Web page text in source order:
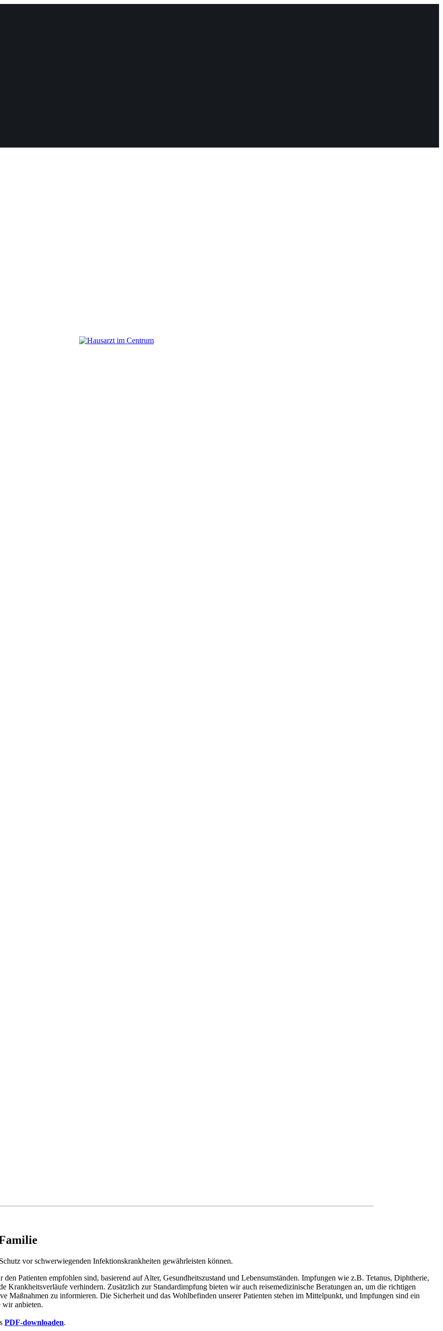
vor schwerwiegenden Infektionskrankheiten gewährleisten können.
Patienten empfohlen sind, basierend auf Alter, Gesundheitszustand und Lebensumständen. Impfungen wie z.B. Tetanus, Diphtherie,
Krankheitsverläufe verhindern. Zusätzlich zur Standardimpfung bieten wir auch reisemedizinische Beratungen an, um die richtigen
Maßnahmen zu informieren. Die Sicherheit und das Wohlbefinden unserer Patienten stehen im Mittelpunkt, und Impfungen sind ein
wir anbieten.
PDF-downloaden.